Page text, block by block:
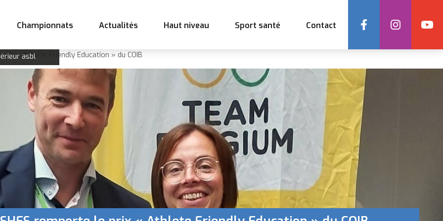
Championnats Actualités Haut niveau Sport santé Contact
Social
asbl
« Athlete Friendly Education » du COIB